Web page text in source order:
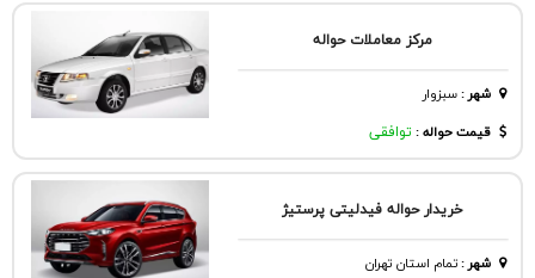
مرکز معاملات حواله
شهر:سبزوار
قیمت حواله : توافقی
خریدار حواله فیدلیتی پرستیژ
شهر:تمام استان تهران